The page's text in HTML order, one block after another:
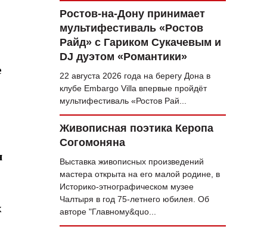
Ростов-на-Дону принимает
мультифестиваль «Ростов
Райд» с Гариком Сукачевым и
DJ дуэтом «Романтики»
22 августа 2026 года на берегу Дона в
клубе Embargo Villa впервые пройдёт
мультифестиваль «Ростов Рай...
Живописная поэтика Керопа
Согомоняна
Выставка живописных произведений
мастера открыта на его малой родине, в
Историко-этнографическом музее
Чалтыря в год 75‑летнего юбилея. Об
авторе "Главному&quo...